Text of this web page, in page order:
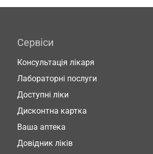
Сервіси
Консультація лікаря
Лабораторні послуги
Доступні ліки
Дисконтна картка
Ваша аптека
Довідник ліків